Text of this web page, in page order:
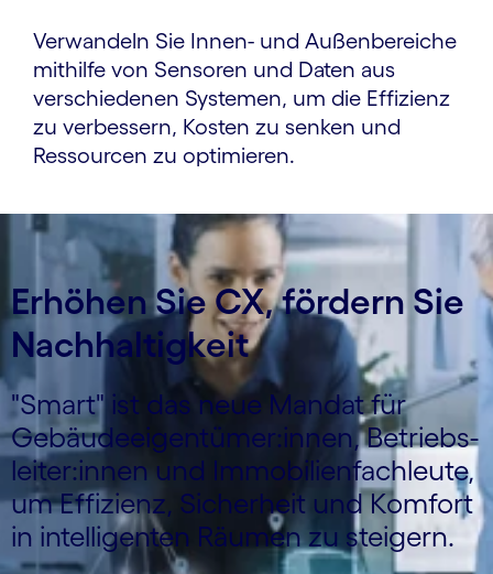
Verwandeln Sie Innen- und Außenbereiche
mithilfe von Sensoren und Daten aus
verschiedenen Systemen, um die Effizienz
zu verbessern, Kosten zu senken und
Ressourcen zu optimieren.
Erhöhen Sie CX, fördern Sie
Nachhaltigkeit
"Smart" ist das neue Mandat für
Gebäude­eigen­tümer:innen, Betriebs­
leiter:innen und Immobilien­fachleute,
um Effizienz, Sicherheit und Komfort
in intelligenten Räumen zu steigern.